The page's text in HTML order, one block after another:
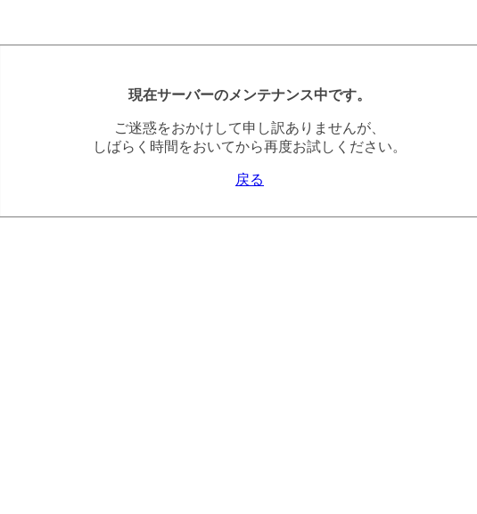
現在サーバーのメンテナンス中です。
ご迷惑をおかけして申し訳ありませんが、
しばらく時間をおいてから再度お試しください。
戻る